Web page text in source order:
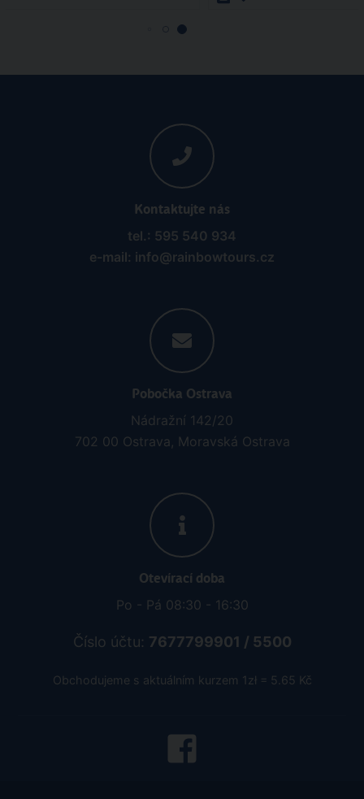
Kontaktujte nás
tel.: 595 540 934
e-mail: info@rainbowtours.cz
Pobočka Ostrava
Nádražní 142/20
702 00 Ostrava, Moravská Ostrava
Otevírací doba
Po - Pá 08:30 - 16:30
Číslo účtu: 7677799901 / 5500
Obchodujeme s aktuálním kurzem 1zł = 5.65 Kč